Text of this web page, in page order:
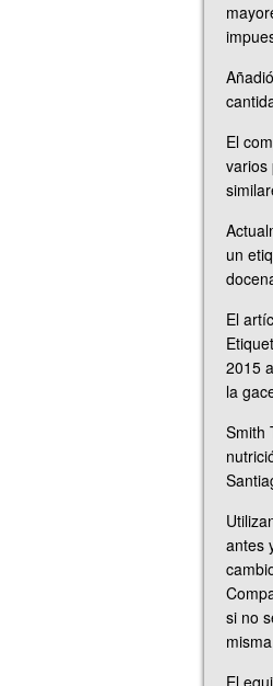
El
varios
un
El
2015
la
Smith
antes
si no
El